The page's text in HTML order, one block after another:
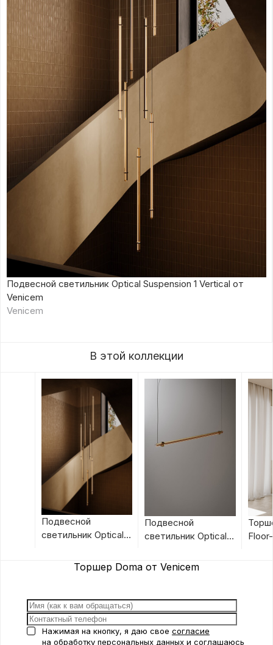
Подвесной светильник Optical Suspension 1 Vertical от
Venicem
Venicem
В этой коллекции
Подвесной
светильник Optical
от Venicem
Подвесной
светильник Optical
Venicem
Торшер Doma от Venicem
Нажимая на кнопку, я даю свое согласие
на обработку персональных данных и соглашаюсь